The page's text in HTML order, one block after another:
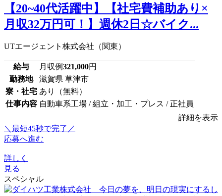
【20~40代活躍中】【社宅費補助あり×
月収32万円可！】週休2日☆バイク...
UTエージェント株式会社（関東）
給与 月収例321,000円
勤務地
滋賀県 草津市
寮・社宅 あり（無料）
仕事内容 自動車系工場 / 組立・加工・プレス / 正社員
詳細を表示
＼最短45秒で完了／
応募へ進む
詳しく
見る
スペシャル